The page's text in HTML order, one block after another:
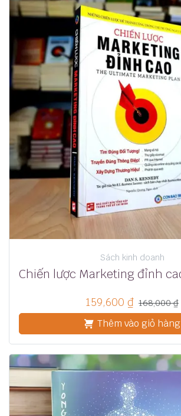
Sách kinh doanh
159,600 ₫ 168,000₫
Thêm vào giỏ hàng